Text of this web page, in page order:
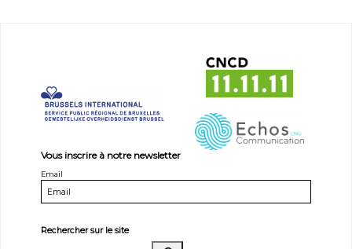
Vous inscrire à notre newsletter
Email
Rechercher sur le site